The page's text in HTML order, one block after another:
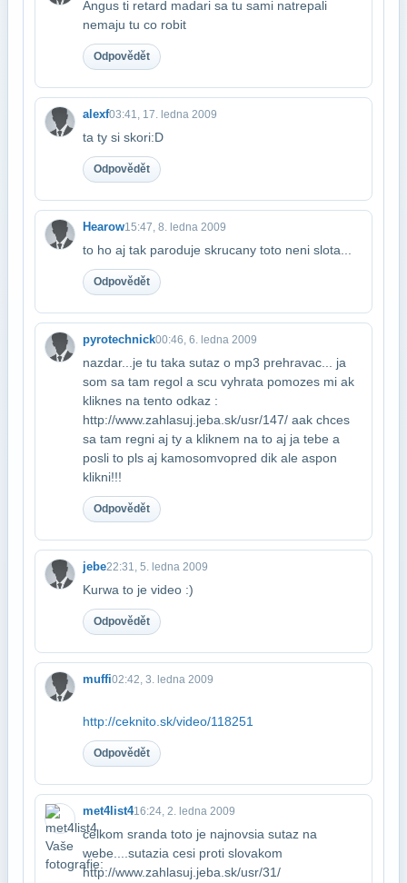
Angus ti retard madari sa tu sami natrepali
nemaju tu co robit
Odpovědět
alexf03:41, 17. ledna 2009
ta ty si skori:D
Odpovědět
Hearow15:47, 8. ledna 2009
to ho aj tak paroduje skrucany toto neni slota...
Odpovědět
pyrotechnick00:46, 6. ledna 2009
nazdar...je tu taka sutaz o mp3 prehravac... ja
som sa tam regol a scu vyhrat​a pomozes mi ak
kliknes na tento odkaz :
http://www.zahlasuj.jeba.sk/usr/147/ a​ak chces
sa tam regni aj ty a kliknem na to aj ja tebe a
posli to pls aj kamosom​ vopred dik ale aspon
klikni!!!
Odpovědět
jebe22:31, 5. ledna 2009
Kurwa to je video :)
Odpovědět
muffi02:42, 3. ledna 2009
http://ceknito.sk/video/118251
Odpovědět
met4list416:24, 2. ledna 2009
celkom sranda toto je najnovsia sutaz na
webe....sutazia cesi proti slovakom​
http://www.zahlasuj.jeba.sk/usr/31/